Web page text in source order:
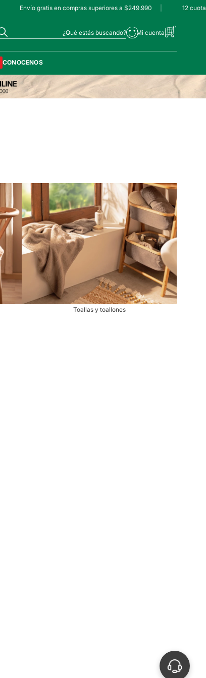
Envío gratis en compras superiores a $249.990 12
¿Qué estás buscando?
CONOCENOS
Toallas y toallones